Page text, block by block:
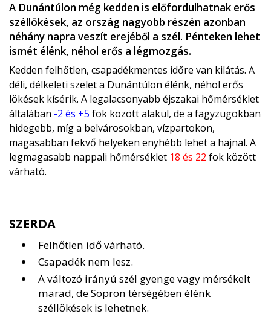
A Dunántúlon még kedden is előfordulhatnak erős
széllökések, az ország nagyobb részén azonban
néhány napra veszít erejéből a szél. Pénteken lehet
ismét élénk, néhol erős a légmozgás.
Kedden felhőtlen, csapadékmentes időre van kilátás. A
déli, délkeleti szelet a Dunántúlon élénk, néhol erős
lökések kísérik. A legalacsonyabb éjszakai hőmérséklet
általában -2 és +5 fok között alakul, de a fagyzugokban
hidegebb, míg a belvárosokban, vízpartokon,
magasabban fekvő helyeken enyhébb lehet a hajnal. A
legmagasabb nappali hőmérséklet 18 és 22 fok között
várható.
SZERDA
Felhőtlen idő várható.
Csapadék nem lesz.
A változó irányú szél gyenge vagy mérsékelt
marad, de Sopron térségében élénk
széllökések is lehetnek.